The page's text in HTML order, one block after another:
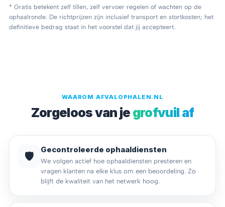
* Gratis betekent zelf tillen, zelf vervoer regelen of wachten op de
ophaalronde. De richtprijzen zijn inclusief transport en stortkosten; het
definitieve bedrag staat in het voorstel dat jij accepteert.
WAAROM AFVALOPHALEN.NL
Zorgeloos van je grofvuil af
🛡️ Gecontroleerde ophaaldiensten
We volgen actief hoe ophaaldiensten presteren en
vragen klanten na elke klus om een beoordeling. Zo
blijft de kwaliteit van het netwerk hoog.